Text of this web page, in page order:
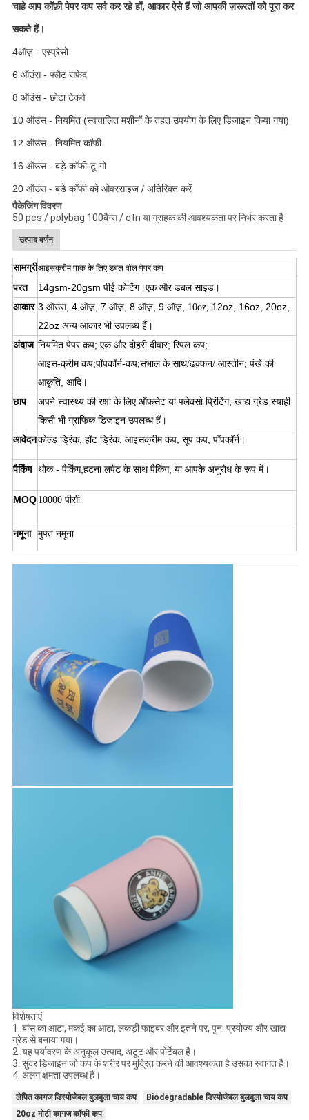
चाहे आप कॉफ़ी पेपर कप सर्व कर रहे हों, आकार ऐसे हैं जो आपकी ज़रूरतों को पूरा कर
सकते हैं।
4ऑज़ - एस्प्रेसो
6 ऑउंस - फ्लैट सफेद
8 ऑउंस - छोटा टेकवे
10 ऑउंस - नियमित (स्वचालित मशीनों के तहत उपयोग के लिए डिज़ाइन किया गया)
12 ऑउंस - नियमित कॉफी
16 ऑउंस - बड़े कॉफी-टू-गो
20 ऑउंस - बड़े कॉफी को ओवरसाइज / अतिरिक्त करें
पैकेजिंग विवरण
50 pcs / polybag 100बैग्स / ctn या ग्राहक की आवश्यकता पर निर्भर करता है
उत्पाद वर्णन
सामग्रीआइसक्रीम पाक के लिए डबल वॉल पेपर कप
परत 14gsm-20gsm पीई कोटिंग।एक और डबल साइड।
आकार 3 ऑउंस, 4 ऑज़, 7 ऑज़, 8 ऑज़, 9 ऑज़, 10oz, 12oz, 16oz, 20oz,
22oz अन्य आकार भी उपलब्ध हैं।
अंदाज नियमित पेपर कप; एक और दोहरी दीवार; रिपल कप;
आइस-क्रीम कप;पॉपकॉर्न-कप;संभाल के साथ/ढक्कन/ आस्तीन; पंखे की
आकृति, आदि।
छाप
अपने स्वास्थ्य की रक्षा के लिए ऑफसेट या फ्लेक्सो प्रिंटिंग, खाद्य ग्रेड स्याही
किसी भी ग्राफिक डिजाइन उपलब्ध हैं।
आवेदनकोल्ड ड्रिंक, हॉट ड्रिंक, आइसक्रीम कप, सूप कप, पॉपकॉर्न।
पैकिंग थोक - पैकिंग;हटना लपेट के साथ पैकिंग; या आपके अनुरोध के रूप में।
MOQ 10000 पीसी
नमूना मुफ्त नमूना
विशेषताएं
1. बांस का आटा, मकई का आटा, लकड़ी फाइबर और इतने पर, पुन: प्रयोज्य और खाद्य
ग्रेड से बनाया गया।
2. यह पर्यावरण के अनुकूल उत्पाद, अटूट और पोर्टेबल है।
3. सुंदर डिजाइन जो कप के शरीर पर मुद्रित करने की आवश्यकता है उसका स्वागत है।
4. अलग क्षमता उपलब्ध हैं।
लेपित कागज डिस्पोजेबल बुलबुला चाय कप
Biodegradable डिस्पोजेबल बुलबुला चाय कप
20oz मोटी कागज कॉफी कप